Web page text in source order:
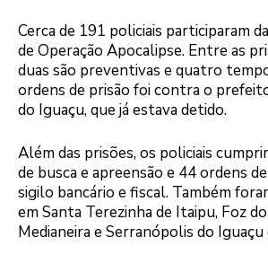
Cerca de 191 policiais participaram
de Operação Apocalipse. Entre as
duas são preventivas e quatro
ordens de prisão foi contra o
do Iguaçu, que já estava detido.
Além das prisões, os policiais
de busca e apreensão e 44 ordens
sigilo bancário e fiscal. Também
em Santa Terezinha de Itaipu, Foz
Medianeira e Serranópolis do Iguaçu